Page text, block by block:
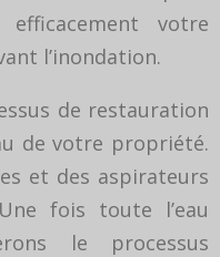
votre
l’inondation.
de restauration
de votre propriété.
et des aspirateurs
fois toute l’eau
le processus